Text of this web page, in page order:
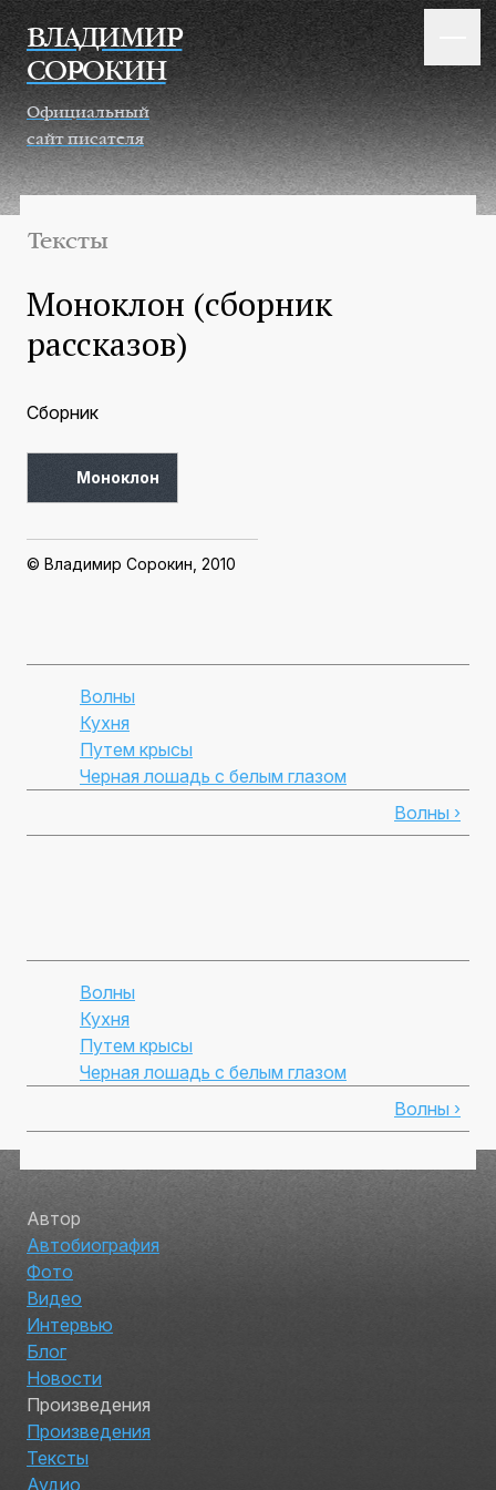
Перейти к основному содержанию
ВЛАДИМИР
СОРОКИН
Официальный
сайт писателя
Тексты
Моноклон (сборник
рассказов)
Сборник
Моноклон
© Владимир Сорокин, 2010
Волны
Кухня
Путем крысы
Черная лошадь с белым глазом
Волны ›
Волны
Кухня
Путем крысы
Черная лошадь с белым глазом
Волны ›
Автор
Автобиография
Фото
Видео
Интервью
Блог
Новости
Произведения
Произведения
Тексты
Аудио